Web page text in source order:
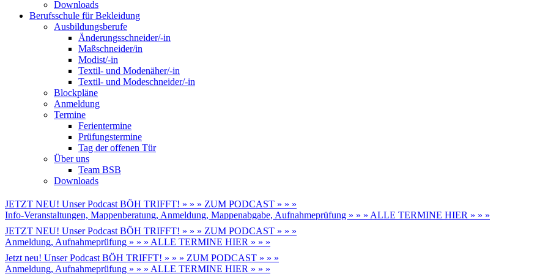
Downloads
Berufsschule für Bekleidung
Ausbildungsberufe
Änderungsschneider/-in
Maßschneider/in
Modist/-in
Textil- und Modenäher/-in
Textil- und Modeschneider/-in
Blockpläne
Anmeldung
Termine
Ferientermine
Prüfungstermine
Tag der offenen Tür
Über uns
Team BSB
Downloads
JETZT NEU! Unser Podcast BÖH TRIFFT! » » » ZUM PODCAST » » »
Info-Veranstaltungen, Mappenberatung, Anmeldung, Mappenabgabe, Aufnahmeprüfung » » » ALLE TERMINE HIER » » »
JETZT NEU! Unser Podcast BÖH TRIFFT! » » » ZUM PODCAST » » »
Anmeldung, Aufnahmeprüfung » » » ALLE TERMINE HIER » » »
Jetzt neu! Unser Podcast BÖH TRIFFT! » » » ZUM PODCAST » » »
Anmeldung, Aufnahmeprüfung » » » ALLE TERMINE HIER » » »